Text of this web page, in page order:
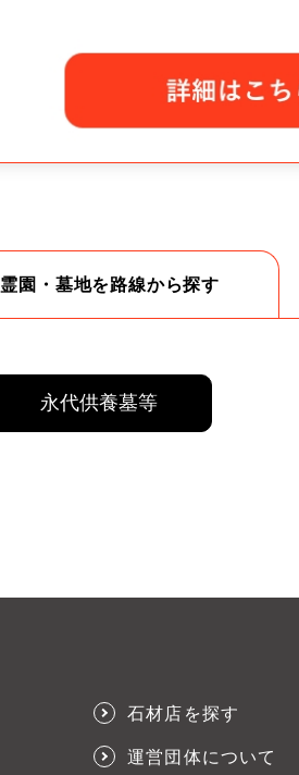
霊園・墓地を路線から探す
永代供養墓等
石材店を探す
運営団体について